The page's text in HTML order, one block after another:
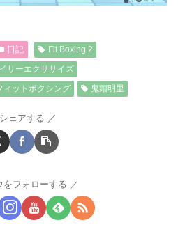
日記
Fit Boxing 2
リーエクササイズ
ィットボクシング 鬼頭明里
シェアする
をフォローする